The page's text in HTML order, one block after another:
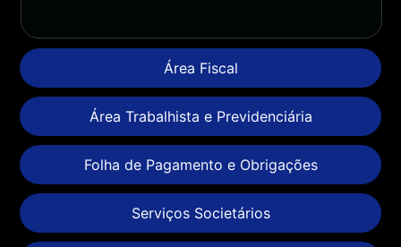
Área Fiscal
Área Trabalhista e Previdenciária
Folha de Pagamento e Obrigações
Serviços Societários